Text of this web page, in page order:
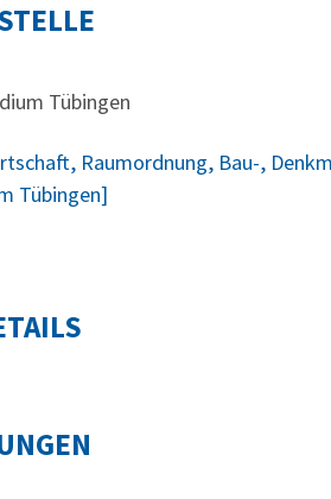
Tübingen
Raumordnung, Bau-,
Tübingen]